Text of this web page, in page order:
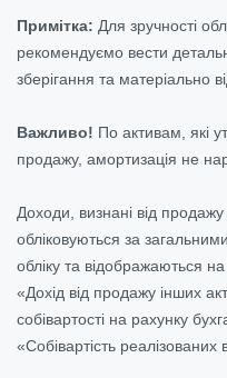
Примітка: Для зручності
рекомендуємо вести
зберігання та матеріально
Важливо! По активам, які
продажу, амортизація не
Доходи, визнані від
обліковуються за
обліку та відображаються
«Дохід від продажу інших
собівартості на рахунку
«Собівартість реалізованих